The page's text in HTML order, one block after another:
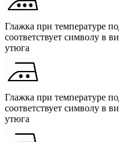
Глажка при температуре
соответствует символу в
утюга
Глажка при температуре
соответствует символу в
утюга